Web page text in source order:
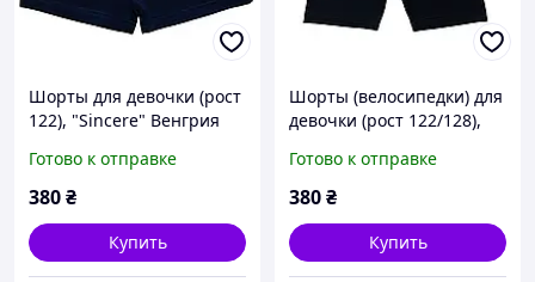
Шорты для девочки (рост
122), "Sincere" Венгрия
Готово к отправке
380₴
Купить
Шорты (велосипедки) для
девочки (рост 122/128),
Готово к отправке
380₴
Купить